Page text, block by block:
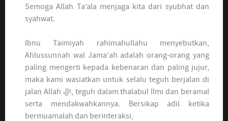
Semoga Allah Ta’ala menjaga kita dari syubhat dan
syahwat.
Ibnu Taimiyah rahimahullahu menyebutkan,
Ahlussunnah wal Jama'ah adalah orang-orang yang
paling mengerti kepada kebenaran dan paling jujur,
maka kami wasiatkan untuk selalu teguh berjalan di
jalan Allah ﷻ, teguh dalam thalabul Ilmi dan beramal
serta mendakwahkannya. Bersikap adil ketika
bermuamalah dan berinteraksi,